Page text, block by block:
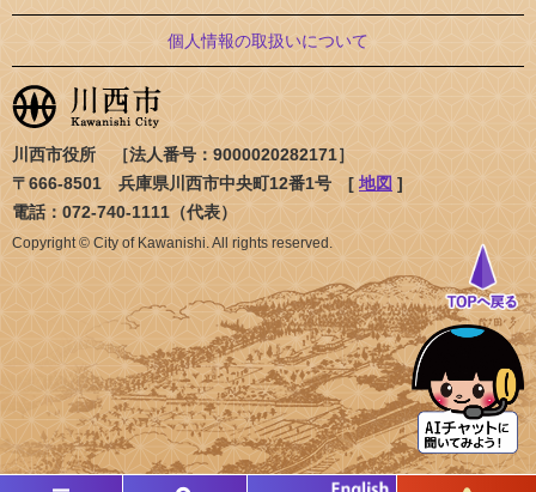
個人情報の取扱いについて
川西市役所 ［法人番号：9000020282171］
〒666-8501 兵庫県川西市中央町12番1号 [ 地図 ]
電話：072-740-1111（代表）
Copyright © City of Kawanishi. All rights reserved.